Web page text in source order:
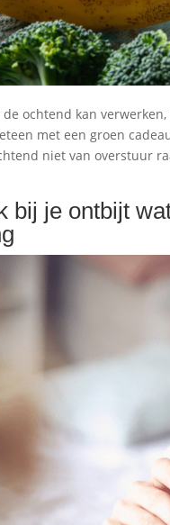
ochtend kan
met een groen
niet van overstuur
bij je ontbijt